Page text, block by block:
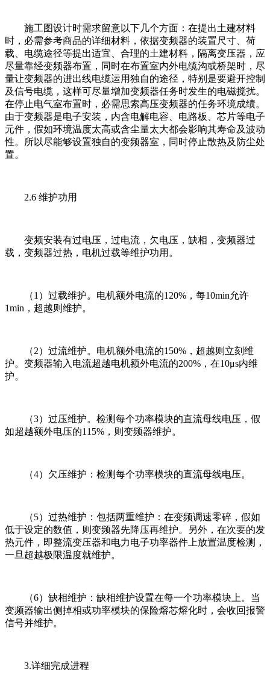
施工图设计时需求留意以下几个方面：在提出土建材料
时，必需参考商品的详细材料，依据变频器的装置尺寸、荷
载、电缆途径等提出适宜、合理的土建材料，隔离变压器，应
尽量靠经变频器布置，同时在布置室内外电缆沟或桥架时，尽
量让变频器的进出线电缆运用独自的途径，特别是要避开控制
及信号电缆，这样可尽量增加变频器任务时发生的电磁搅扰。
在停止电气室布置时，必需思索高压变频器的任务环境成绩。
由于变频器是电子安装，内含电解电容、电路板、芯片等电子
元件，假如环境温度太高或含尘量太大都会影响其寿命及波动
性。所以尽能够设置独自的变频器室，同时停止散热及防尘处
置。
2.6 维护功用
变频安装有过电压，过电流，欠电压，缺相，变频器过
载，变频器过热，电机过载等维护功用。
（1）过载维护。电机额外电流的120%，每10min允许
1min，超越则维护。
（2）过流维护。电机额外电流的150%，超越则立刻维
护。变频器输入电流超越电机额外电流的200%，在10μs内维
护。
（3）过压维护。检测每个功率模块的直流母线电压，假
如超越额外电压的115%，则变频器维护。
（4）欠压维护：检测每个功率模块的直流母线电压。
（5）过热维护：包括两重维护：在变频调速零碎，假如
低于设定的数值，则变频器先降压再维护。另外，在次要的发
热元件，即整流变压器和电力电子功率器件上放置温度检测，
一旦超越极限温度就维护。
（6）缺相维护：缺相维护设置在每一个功率模块上。当
变频器输出侧掉相或功率模块的保险熔芯熔化时，会收回报警
信号并维护。
3.详细完成进程